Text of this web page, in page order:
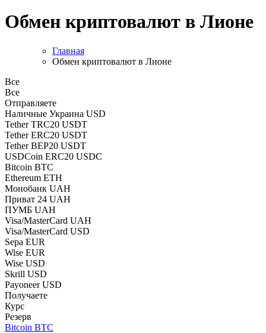
Обмен криптовалют в Лионе
Главная
Обмен криптовалют в Лионе
Все
Все
Отправляете
Наличные Украина USD
Tether TRC20 USDT
Tether ERC20 USDT
Tether BEP20 USDT
USDCoin ERC20 USDC
Bitcoin BTC
Ethereum ETH
Монобанк UAH
Приват 24 UAH
ПУМБ UAH
Visa/MasterCard UAH
Visa/MasterCard USD
Sepa EUR
Wise EUR
Wise USD
Skrill USD
Payoneer USD
Получаете
Курс
Резерв
Bitcoin BTC